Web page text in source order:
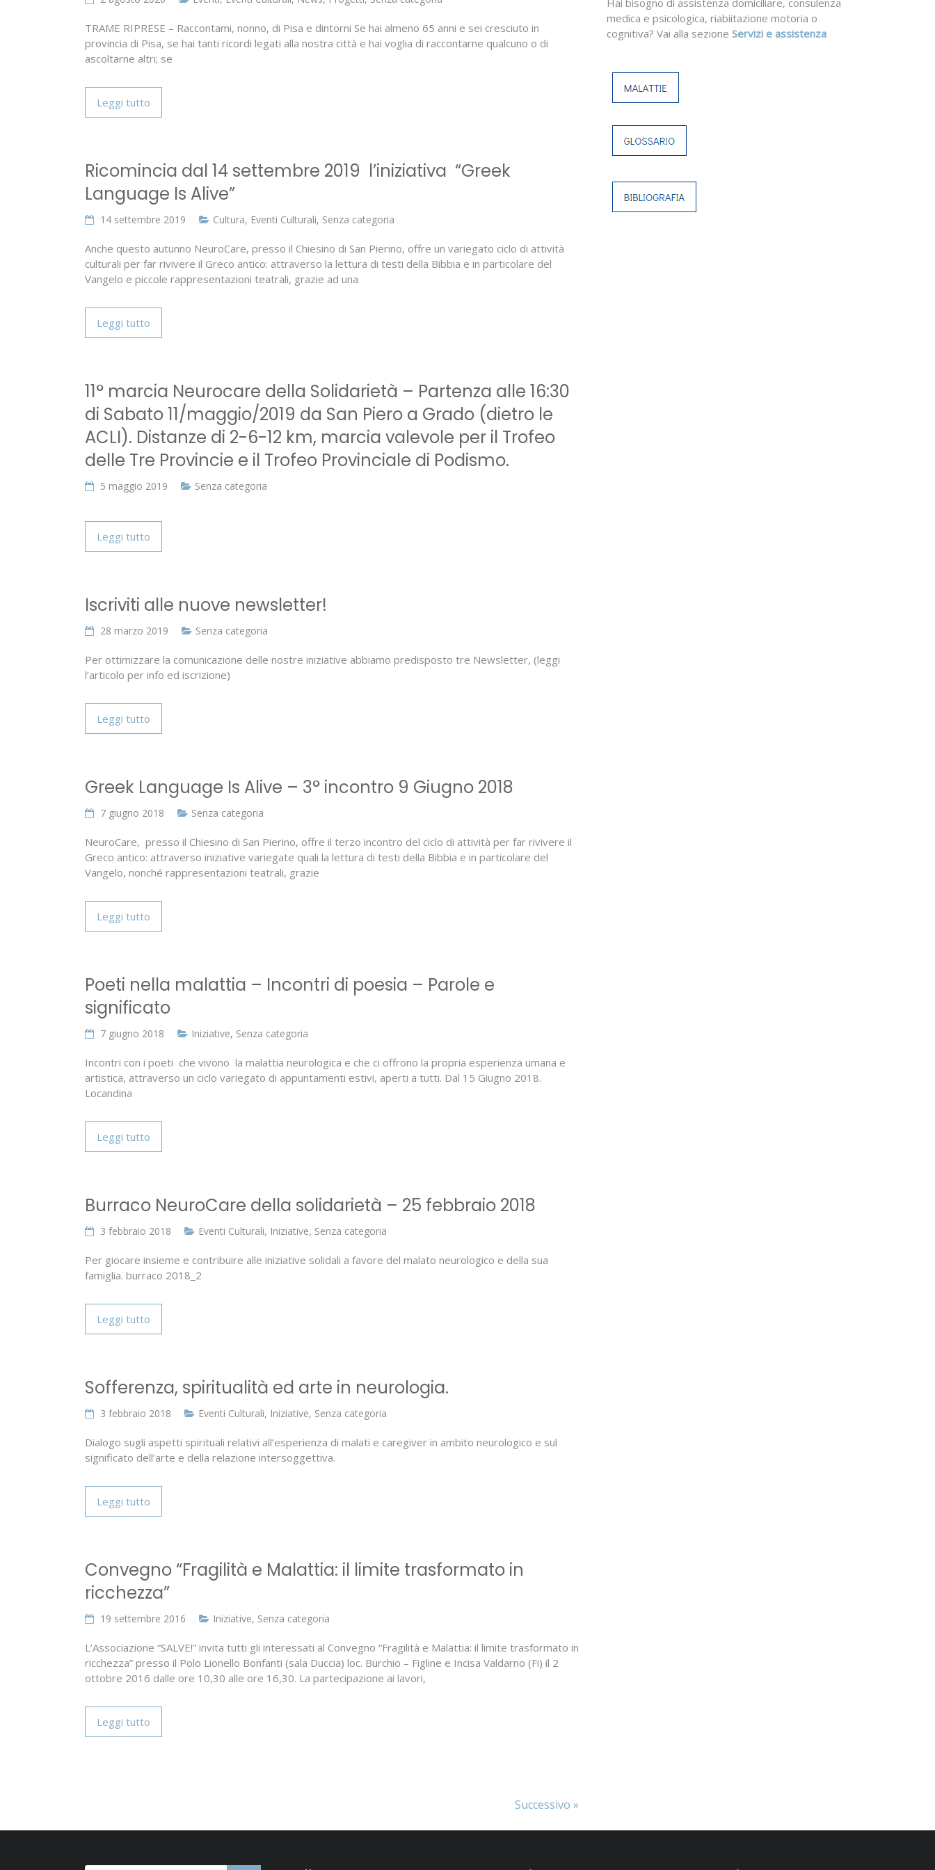
TRAME RIPRESE – Raccontami, nonno, di Pisa e dintorni Se hai almeno 65 anni e sei cresciuto in
provincia di Pisa, se hai tanti ricordi legati alla nostra città e hai voglia di raccontarne qualcuno o di
ascoltarne altri; se
Leggi tutto
Ricomincia dal 14 settembre 2019 l’iniziativa “Greek
Language Is Alive”
14 settembre 2019 Cultura, Eventi Culturali, Senza categoria
Anche questo autunno NeuroCare, presso il Chiesino di San Pierino, offre un variegato ciclo di attività
culturali per far rivivere il Greco antico: attraverso la lettura di testi della Bibbia e in particolare del
Vangelo e piccole rappresentazioni teatrali, grazie ad una
Leggi tutto
11° marcia Neurocare della Solidarietà – Partenza alle 16:30
di Sabato 11/maggio/2019 da San Piero a Grado (dietro le
ACLI). Distanze di 2-6-12 km, marcia valevole per il Trofeo
delle Tre Provincie e il Trofeo Provinciale di Podismo.
5 maggio 2019 Senza categoria
Leggi tutto
Iscriviti alle nuove newsletter!
28 marzo 2019 Senza categoria
Per ottimizzare la comunicazione delle nostre iniziative abbiamo predisposto tre Newsletter, (leggi
l’articolo per info ed iscrizione)
Leggi tutto
Greek Language Is Alive – 3° incontro 9 Giugno 2018
7 giugno 2018 Senza categoria
NeuroCare, presso il Chiesino di San Pierino, offre il terzo incontro del ciclo di attività per far rivivere il
Greco antico: attraverso iniziative variegate quali la lettura di testi della Bibbia e in particolare del
Vangelo, nonché rappresentazioni teatrali, grazie
Leggi tutto
Poeti nella malattia – Incontri di poesia – Parole e
significato
7 giugno 2018 Iniziative, Senza categoria
Incontri con i poeti che vivono la malattia neurologica e che ci offrono la propria esperienza umana e
artistica, attraverso un ciclo variegato di appuntamenti estivi, aperti a tutti. Dal 15 Giugno 2018.
Locandina
Leggi tutto
Burraco NeuroCare della solidarietà – 25 febbraio 2018
3 febbraio 2018 Eventi Culturali, Iniziative, Senza categoria
Per giocare insieme e contribuire alle iniziative solidali a favore del malato neurologico e della sua
famiglia. burraco 2018_2
Leggi tutto
Sofferenza, spiritualità ed arte in neurologia.
3 febbraio 2018 Eventi Culturali, Iniziative, Senza categoria
Dialogo sugli aspetti spirituali relativi all’esperienza di malati e caregiver in ambito neurologico e sul
significato dell’arte e della relazione intersoggettiva.
Leggi tutto
Convegno “Fragilità e Malattia: il limite trasformato in
ricchezza”
19 settembre 2016 Iniziative, Senza categoria
L’Associazione “SALVE!” invita tutti gli interessati al Convegno “Fragilità e Malattia: il limite trasformato in
ricchezza” presso il Polo Lionello Bonfanti (sala Duccia) loc. Burchio – Figline e Incisa Valdarno (Fi) il 2
ottobre 2016 dalle ore 10,30 alle ore 16,30. La partecipazione ai lavori,
Leggi tutto
Successivo »
Hai bisogno di assistenza domiciliare, consulenza
medica e psicologica, riabiitazione motoria o
cognitiva? Vai alla sezione Servizi e assistenza